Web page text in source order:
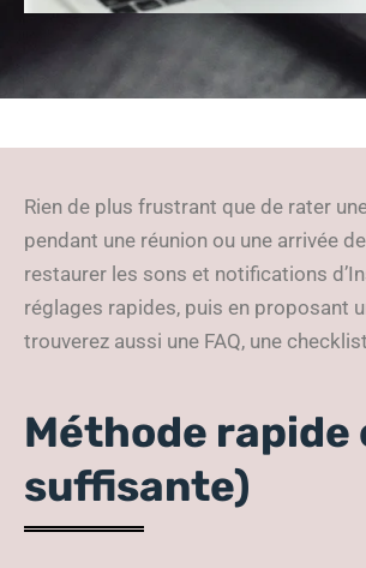
Rien de plus frustrant que de rater
pendant une réunion ou une arrivée
restaurer les sons et notifications
réglages rapides, puis en proposant
trouverez aussi une FAQ, une
Méthode
suffisante)